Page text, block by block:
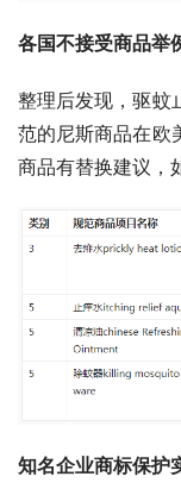
各国不接受商品举
整理后发现，驱蚊
范的尼斯商品在欧
商品有替换建议，
知名企业商标保护